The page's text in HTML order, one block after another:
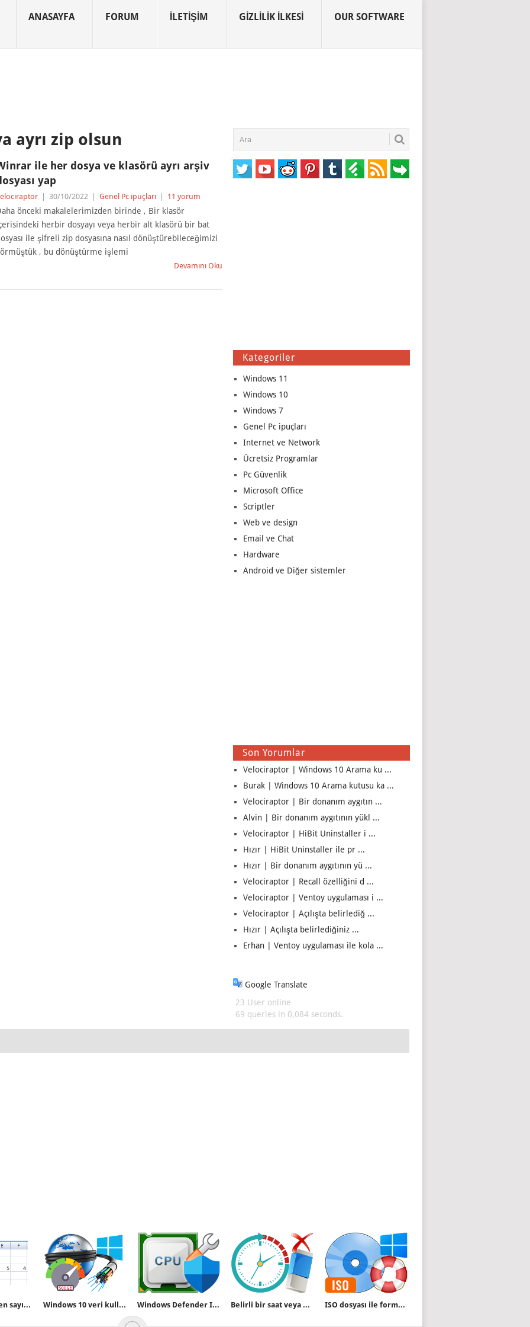
ANASAYFA FORUM İLETIŞIM GIZLILIK İLKESI OUR SOFTWARE
ayrı zip olsun
ile her dosya ve klasörü ayrı arşiv
yap
30/10/2022 Genel Pc ipuçları 11 yorum
önceki makalelerimizden birinde , Bir klasör
herbir dosyayı veya herbir alt klasörü bir bat
ile şifreli zip dosyasına nasıl dönüştürebileceğimizi
, bu dönüştürme işlemi
Devamını Oku
Kategoriler
Windows 11
Windows 10
Windows 7
Genel Pc ipuçları
Internet ve Network
Ücretsiz Programlar
Pc Güvenlik
Microsoft Office
Scriptler
Web ve design
Email ve Chat
Hardware
Android ve Diğer sistemler
Son Yorumlar
Velociraptor | Windows 10 Arama ku ...
Burak | Windows 10 Arama kutusu ka ...
Velociraptor | Bir donanım aygıtın ...
Alvin | Bir donanım aygıtının yükl ...
Velociraptor | HiBit Uninstaller i ...
Hızır | HiBit Uninstaller ile pr ...
Hızır | Bir donanım aygıtının yü ...
Velociraptor | Recall özelliğini d ...
Velociraptor | Ventoy uygulaması i ...
Velociraptor | Açılışta belirlediğ ...
Hızır | Açılışta belirlediğiniz ...
Erhan | Ventoy uygulaması ile kola ...
Google Translate
23 User online
69 queries in 0,084 seconds.
Excel de verilen sayının hücrelere dağıtılması Windows 10 veri kullanımı ayın ilk günü sıfırlansın Windows Defender Intel işlemci Performansını düşürüyor Belirli bir saat veya dakikadan eski dosyaları sildirmek ISO dosyası ile formatsız Windows tamiri